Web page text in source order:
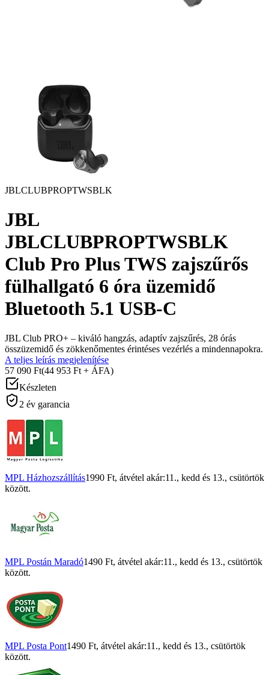
JBLCLUBPROPTWSBLK
JBL
JBLCLUBPROPTWSBLK
Club Pro Plus TWS zajszűrős
fülhallgató 6 óra üzemidő
Bluetooth 5.1 USB-C
JBL Club PRO+ – kiváló hangzás, adaptív zajszűrés, 28 órás
összüzemidő és zökkenőmentes érintéses vezérlés a mindennapokra.
A teljes leírás megjelenítése
57 090 Ft(44 953 Ft + ÁFA)
Készleten
2 év garancia
MPL Házhozszállítás1990 Ft, átvétel akár:11., kedd és 13., csütörtök
között.
MPL Postán Maradó1490 Ft, átvétel akár:11., kedd és 13., csütörtök
között.
MPL Posta Pont1490 Ft, átvétel akár:11., kedd és 13., csütörtök
között.